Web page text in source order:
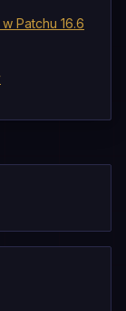
Patchu 16.6